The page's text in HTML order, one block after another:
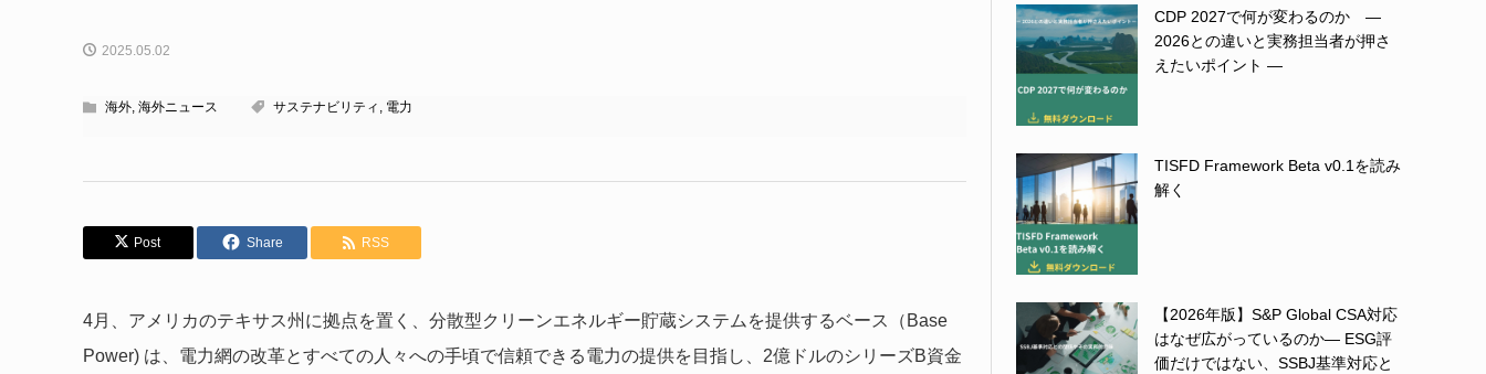
2025.05.02
海外, 海外ニュース サステナビリティ , 電力
Post Share RSS
4月、アメリカのテキサス州に拠点を置く、分散型クリーンエネルギー貯蔵システムを提供するベース（Base
Power) は、電力網の改革とすべての人々への手頃で信頼できる電力の提供を目指し、2億ドルのシリーズB資金
CDP 2027で何が変わるのか ―
2026との違いと実務担当者が押さ
えたいポイント ―
TISFD Framework Beta v0.1を読み
解く
【2026年版】S&P Global CSA対応
はなぜ広がっているのか― ESG評
価だけではない、SSBJ基準対応と